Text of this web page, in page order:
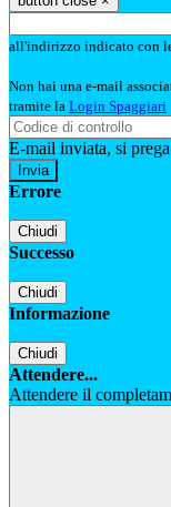
all'indirizzo indicato con
Non hai una e-mail
tramite la Login Spaggiari
E-mail inviata, si
Errore
Chiudi
Successo
Chiudi
Informazione
Chiudi
Attendere...
Attendere il